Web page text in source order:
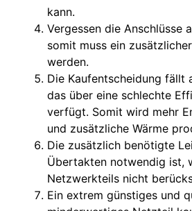
kann.
Vergessen die Anschlüsse
somit muss ein
werden.
Die Kaufentscheidung fällt
das über eine schlechte
verfügt. Somit wird mehr
und zusätzliche Wärme
Die zusätzlich benötigte
Übertakten notwendig ist,
Netzwerkteils nicht
Ein extrem günstiges und